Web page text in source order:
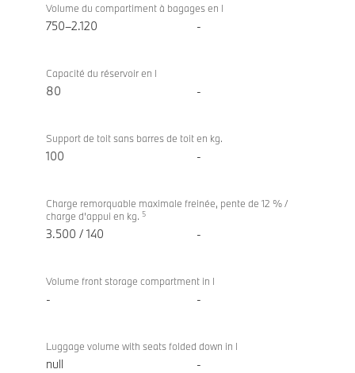
Volume du compartiment à bagages en l
750–2.120 -
Capacité du réservoir en l
80 -
Support de toit sans barres de toit en kg.
100 -
Charge remorquable maximale freinée, pente de 12 % /
charge d'appui en kg. 5
3.500 / 140 -
Volume front storage compartment in l
- -
Luggage volume with seats folded down in l
null -